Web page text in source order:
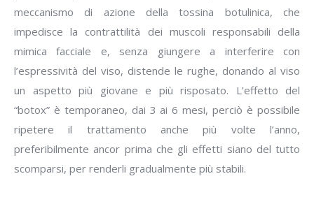
meccanismo di azione della tossina botulinica, che
impedisce la contrattilità dei muscoli responsabili della
mimica facciale e, senza giungere a interferire con
l’espressività del viso, distende le rughe, donando al viso
un aspetto più giovane e più risposato. L’effetto del
“botox” è temporaneo, dai 3 ai 6 mesi, perciò è possibile
ripetere il trattamento anche più volte l’anno,
preferibilmente ancor prima che gli effetti siano del tutto
scomparsi, per renderli gradualmente più stabili.